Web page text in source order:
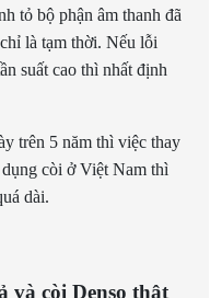
tỏ bộ phận âm thanh đã
là tạm thời. Nếu lỗi
suất cao thì nhất định
trên 5 năm thì việc thay
còi ở Việt Nam thì
dài.
và còi Denso thật